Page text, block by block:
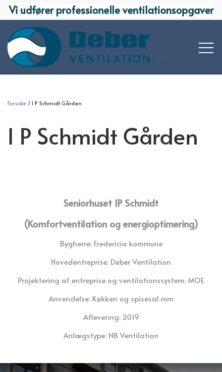
Vi udfører professionelle ventilationsopgaver
KOMPETENCER
PROJEKT & ENTREPRISE
VI TILBYDER
AFFUGTNING
KOMFORTVENTILATION
ENERGIOPTIMERING
INDREGULERING
SERVICE
MEDARBEJDERE
LEDIGE STILLINGER
ESG-RAPPORT
NYHEDER
Forside I P Schmidt Gården
I P Schmidt Gården
Seniorhuset IP Schmidt
(Komfortventilation og energioptimering)
Bygherre: Fredericia kommune
Hovedentreprise: Deber Ventilation
Projektering af entreprise og ventilationssystem: MOE
Anvendelse: Køkken og spisesal mm
Aflevering: 2019
Anlægstype: NB Ventilation